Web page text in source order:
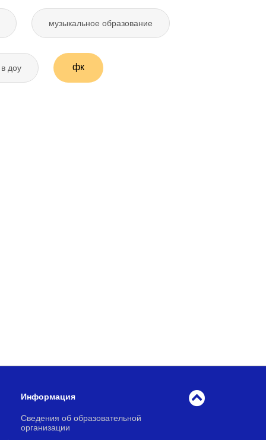
музыкальное образование
доу фк
Информация
Сведения об образовательной
организации